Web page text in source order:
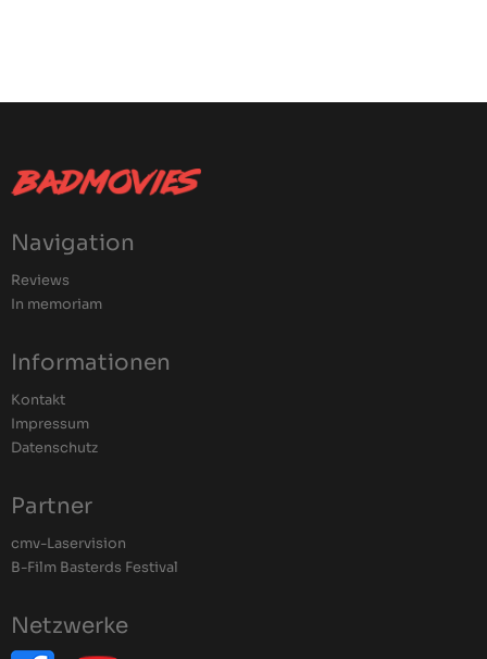
Navigation
Reviews
In memoriam
Informationen
Kontakt
Impressum
Datenschutz
Partner
cmv-Laservision
B-Film Basterds Festival
Netzwerke